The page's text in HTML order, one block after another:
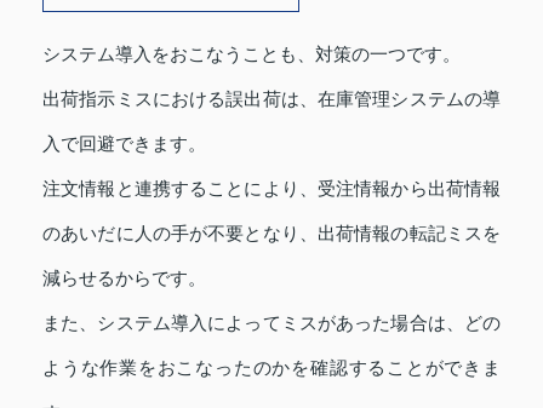
システム導入をおこなうことも、対策の一つです。
出荷指示ミスにおける誤出荷は、在庫管理システムの導
入で回避できます。
注文情報と連携することにより、受注情報から出荷情報
のあいだに人の手が不要となり、出荷情報の転記ミスを
減らせるからです。
また、システム導入によってミスがあった場合は、どの
ような作業をおこなったのかを確認することができま